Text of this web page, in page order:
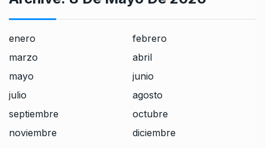
enero
febrero
marzo
abril
mayo
junio
julio
agosto
septiembre
octubre
noviembre
diciembre